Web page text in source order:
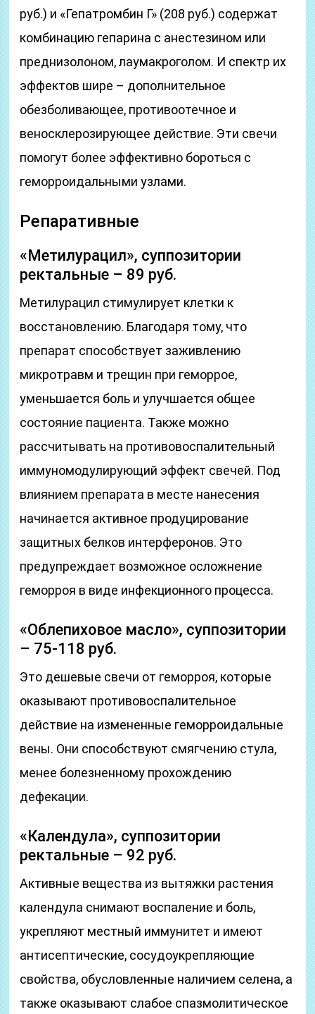
руб.) и «Гепатромбин Г» (208 руб.) содержат
комбинацию гепарина с анестезином или
преднизолоном, лаумакроголом. И спектр их
эффектов шире – дополнительное
обезболивающее, противоотечное и
веносклерозирующее действие. Эти свечи
помогут более эффективно бороться с
геморроидальными узлами.
Репаративные
«Метилурацил», суппозитории
ректальные – 89 руб.
Метилурацил стимулирует клетки к
восстановлению. Благодаря тому, что
препарат способствует заживлению
микротравм и трещин при геморрое,
уменьшается боль и улучшается общее
состояние пациента. Также можно
рассчитывать на противовоспалительный
иммуномодулирующий эффект свечей. Под
влиянием препарата в месте нанесения
начинается активное продуцирование
защитных белков интерферонов. Это
предупреждает возможное осложнение
геморроя в виде инфекционного процесса.
«Облепиховое масло», суппозитории
– 75-118 руб.
Это дешевые свечи от геморроя, которые
оказывают противовоспалительное
действие на измененные геморроидальные
вены. Они способствуют смягчению стула,
менее болезненному прохождению
дефекации.
«Календула», суппозитории
ректальные – 92 руб.
Активные вещества из вытяжки растения
календула снимают воспаление и боль,
укрепляют местный иммунитет и имеют
антисептические, сосудоукрепляющие
свойства, обусловленные наличием селена, а
также оказывают слабое спазмолитическое